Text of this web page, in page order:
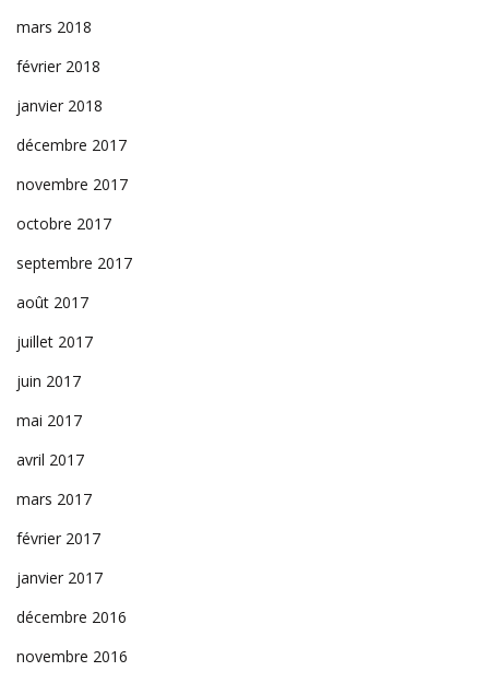
mars 2018
février 2018
janvier 2018
décembre 2017
novembre 2017
octobre 2017
septembre 2017
août 2017
juillet 2017
juin 2017
mai 2017
avril 2017
mars 2017
février 2017
janvier 2017
décembre 2016
novembre 2016